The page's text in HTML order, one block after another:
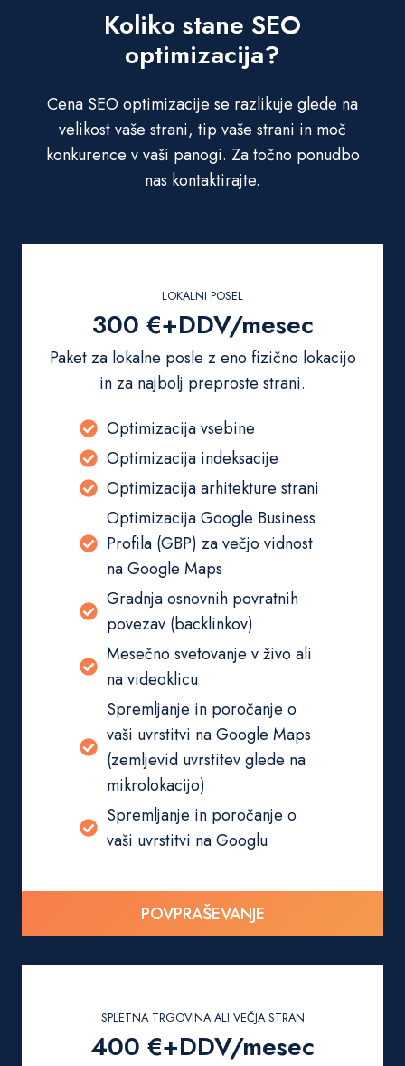
Koliko stane SEO
optimizacija?
Cena SEO optimizacije se razlikuje glede na
velikost vaše strani, tip vaše strani in moč
konkurence v vaši panogi. Za točno ponudbo
nas kontaktirajte.
LOKALNI POSEL
300 €+DDV/mesec
Paket za lokalne posle z eno fizično lokacijo
in za najbolj preproste strani.
Optimizacija vsebine
Optimizacija indeksacije
Optimizacija arhitekture strani
Optimizacija Google Business
Profila (GBP) za večjo vidnost
na Google Maps
Gradnja osnovnih povratnih
povezav (backlinkov)
Mesečno svetovanje v živo ali
na videoklicu
Spremljanje in poročanje o
vaši uvrstitvi na Google Maps
(zemljevid uvrstitev glede na
mikrolokacijo)
Spremljanje in poročanje o
vaši uvrstitvi na Googlu
POVPRAŠEVANJE
SPLETNA TRGOVINA ALI VEČJA STRAN
400 €+DDV/mesec